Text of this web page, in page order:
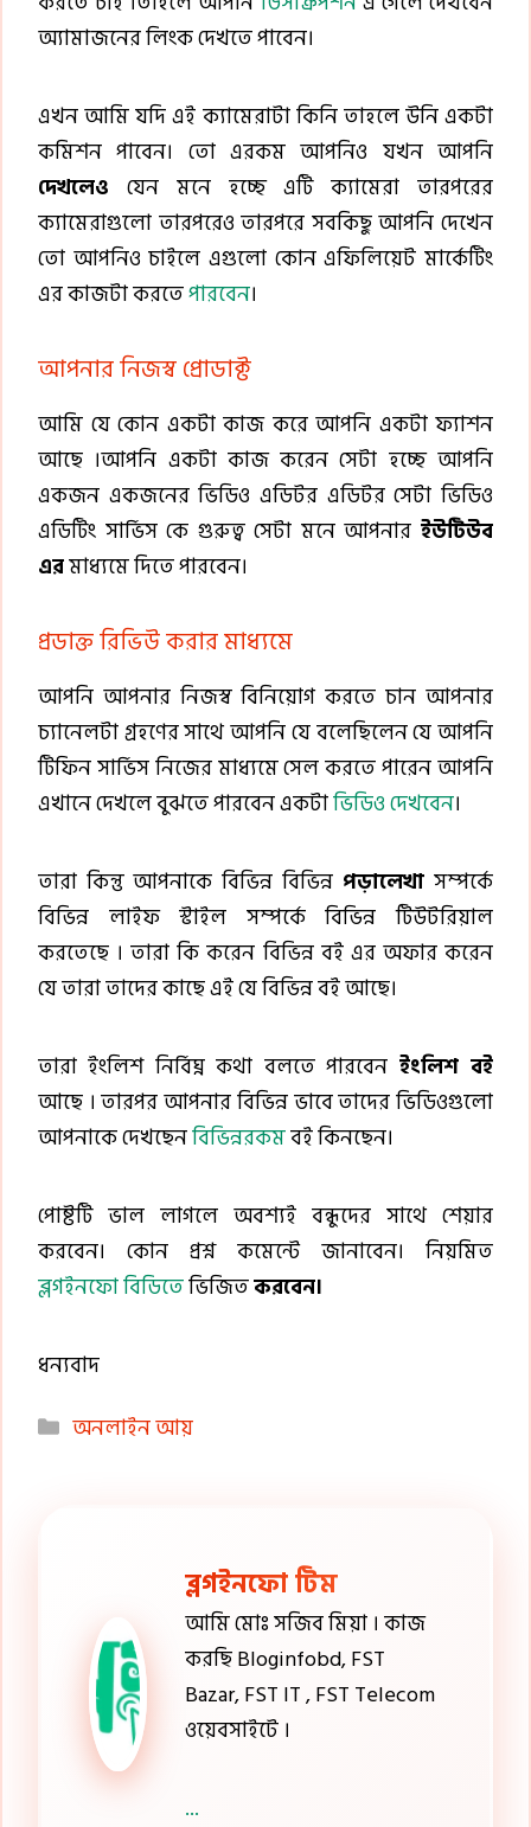
অ্যামাজনের লিংক দেখতে পাবেন।
এখন আমি যদি এই ক্যামেরাটা কিনি তাহলে উনি একটা
কমিশন পাবেন। তো এরকম আপনিও যখন আপনি
দেখলেও যেন মনে হচ্ছে এটি ক্যামেরা তারপরের
ক্যামেরাগুলো তারপরেও তারপরে সবকিছু আপনি দেখেন
তো আপনিও চাইলে এগুলো কোন এফিলিয়েট মার্কেটিং
এর কাজটা করতেপারবেন।
আপনার নিজস্ব প্রোডাক্ট
আমি যে কোন একটা কাজ করে আপনি একটা ফ্যাশন
আছে ।আপনি একটা কাজ করেন সেটা হচ্ছে আপনি
একজন একজনের ভিডিও এডিটর এডিটর সেটা ভিডিও
এডিটিং সার্ভিস কে গুরুত্ব সেটা মনে আপনার ইউটিউব
এরমাধ্যমে দিতে পারবেন।
প্রডাক্ত রিভিউ করার মাধ্যমে
আপনি আপনার নিজস্ব বিনিয়োগ করতে চান আপনার
চ্যানেলটা গ্রহণের সাথে আপনি যে বলেছিলেন যে আপনি
টিফিন সার্ভিস নিজের মাধ্যমে সেল করতে পারেন আপনি
এখানে দেখলে বুঝতে পারবেন একটাভিডিও দেখবেন।
তারা কিন্তু আপনাকে বিভিন্ন বিভিন্নপড়ালেখা সম্পর্কে
বিভিন্ন লাইফ স্টাইল সম্পর্কে বিভিন্ন টিউটরিয়াল
করতেছে । তারা কি করেন বিভিন্ন বই এর অফার করেন
যে তারা তাদের কাছে এই যে বিভিন্ন বই আছে।
তারা ইংলিশ নির্বিঘ্ন কথা বলতে পারবেন ইংলিশ বই
আছে । তারপর আপনার বিভিন্ন ভাবে তাদের ভিডিওগুলো
আপনাকে দেখছেনবিভিন্নরকমবই কিনছেন।
পোষ্টটি ভাল লাগলে অবশ্যই বন্ধুদের সাথে শেয়ার
করবেন। কোন প্রশ্ন কমেন্টে জানাবেন। নিয়মিত
ব্লগইনফো বিডিতেভিজিতকরবেন।
ধন্যবাদ
Categories
অনলাইন আয়
ব্লগইনফো টিম
আমি মোঃ সজিব মিয়া । কাজ
করছি Bloginfobd, FST
Bazar, FST IT , FST Telecom
ওয়েবসাইটে ।
...